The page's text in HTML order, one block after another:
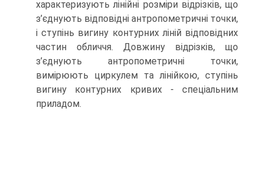
характеризують лінійні розміри відрізків, що
з’єднують відповідні антропометричні точки,
і ступінь вигину контурних ліній відповідних
частин обличчя. Довжину відрізків, що
з’єднують антропометричні точки,
вимірюють циркулем та лінійкою, ступінь
вигину контурних кривих - спеціальним
приладом.